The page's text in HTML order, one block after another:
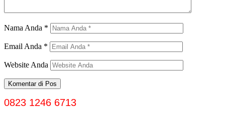
Nama Anda *
Email Anda *
Website Anda
0823 1246 6713